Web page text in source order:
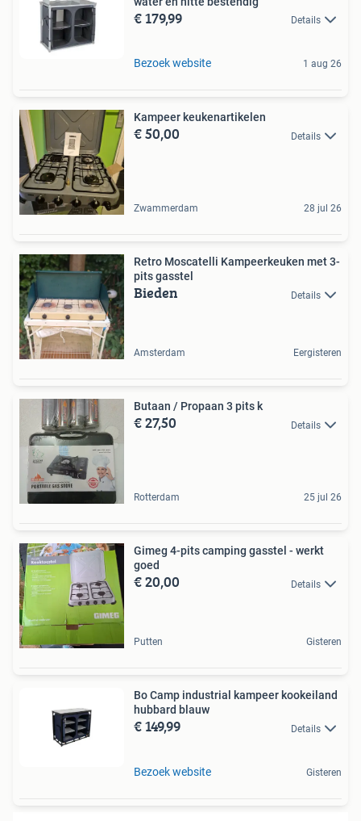
€ 179,99 Details
Bezoek website 1 aug 26
Kampeer keukenartikelen
€ 50,00 Details
Zwammerdam 28 jul 26
Retro Moscatelli Kampeerkeuken met 3-
pits gasstel
Bieden Details
Amsterdam Eergisteren
Butaan / Propaan 3 pits k
€ 27,50 Details
Rotterdam 25 jul 26
Gimeg 4-pits camping gasstel - werkt
goed
€ 20,00 Details
Putten Gisteren
Bo Camp industrial kampeer kookeiland
hubbard blauw
€ 149,99 Details
Bezoek website Gisteren